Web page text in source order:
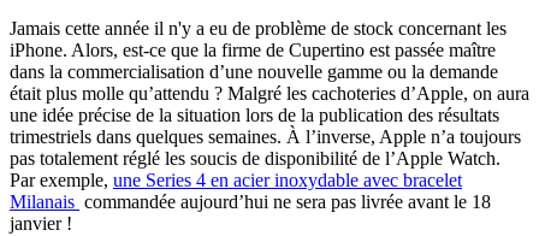
Jamais cette année il n'y a eu de problème de stock concernant les
iPhone. Alors, est-ce que la firme de Cupertino est passée maître
dans la commercialisation d’une nouvelle gamme ou la demande
était plus molle qu’attendu ? Malgré les cachoteries d’Apple, on aura
une idée précise de la situation lors de la publication des résultats
trimestriels dans quelques semaines. À l’inverse, Apple n’a toujours
pas totalement réglé les soucis de disponibilité de l’Apple Watch.
Par exemple, une Series 4 en acier inoxydable avec bracelet
Milanais commandée aujourd’hui ne sera pas livrée avant le 18
janvier !